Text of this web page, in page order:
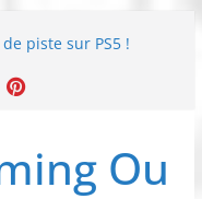
piste sur PS5 !
de l’arcade est de
Turtle Beach X
Ou